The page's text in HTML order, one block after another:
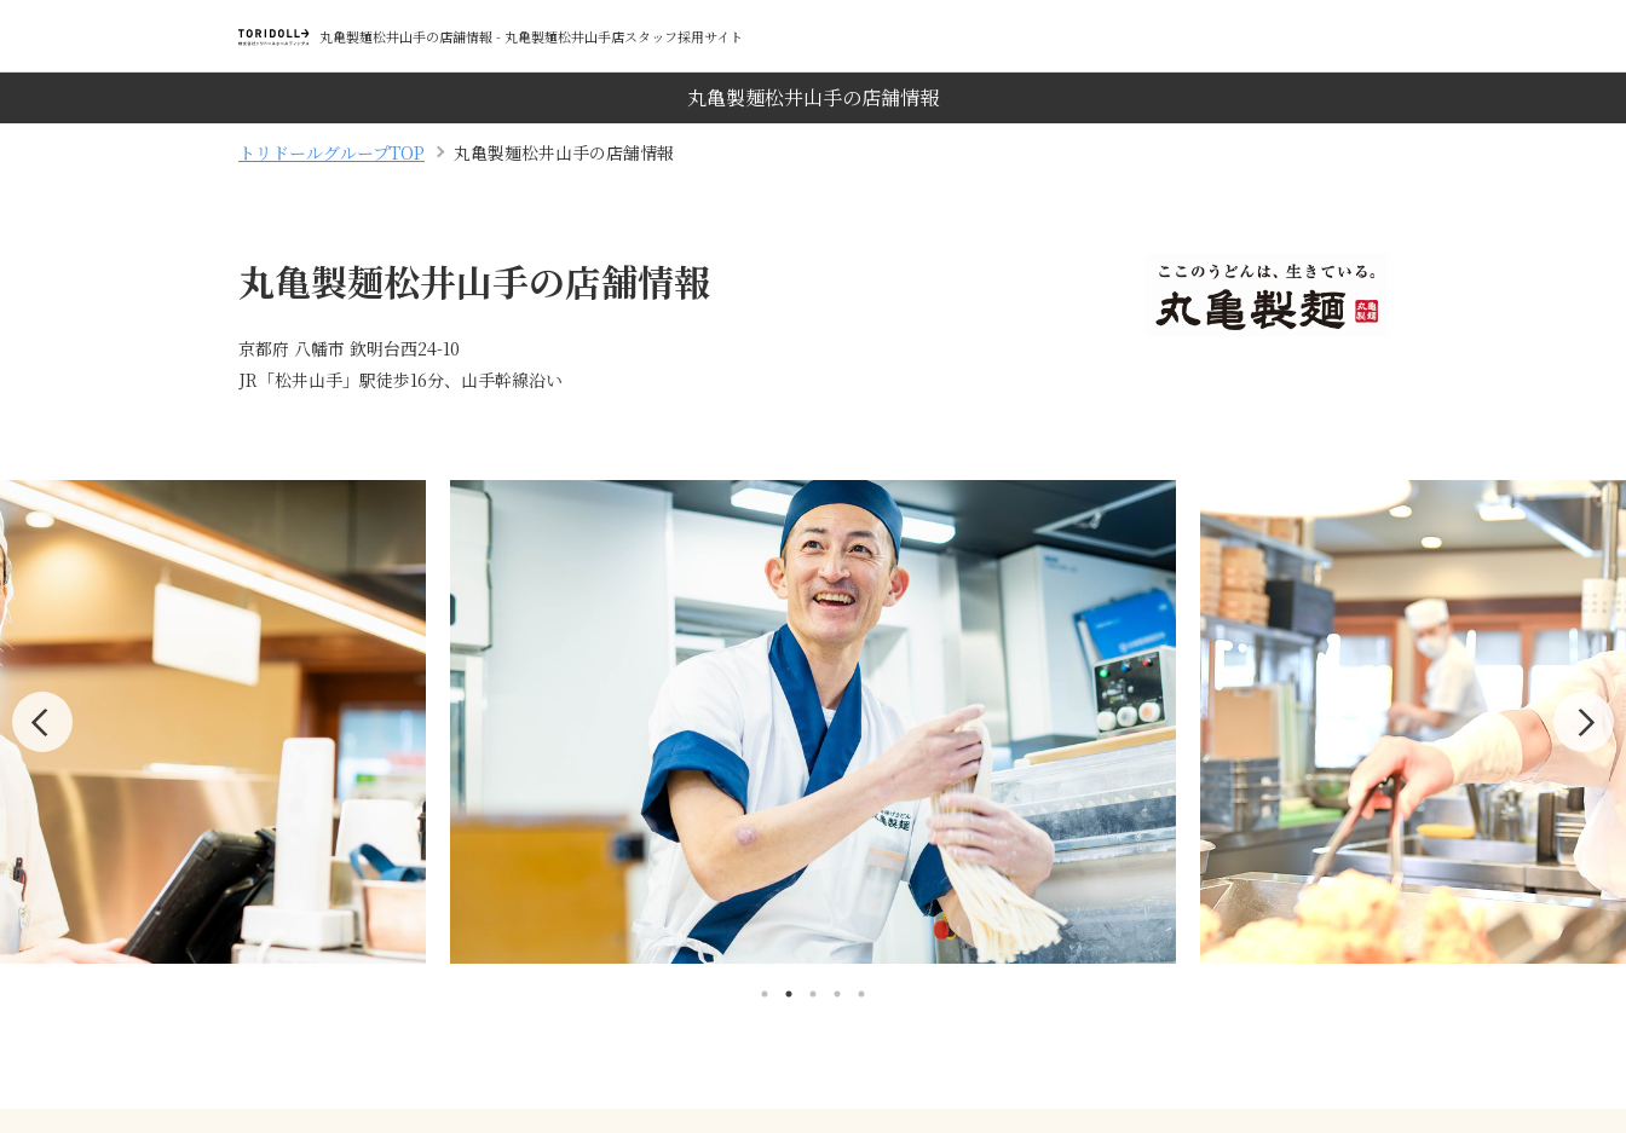
丸亀製麺松井山手の店舗情報 - 丸亀製麺松井山手店スタッフ採用サイト
丸亀製麺松井山手の店舗情報
トリドールグループTOP 丸亀製麺松井山手の店舗情報
丸亀製麺松井山手の店舗情報
京都府 八幡市 欽明台西24-10
JR「松井山手」駅徒歩16分、山手幹線沿い